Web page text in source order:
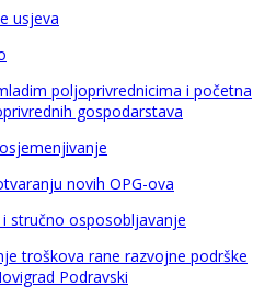
usjeva
poljoprivrednicima i početna
gospodarstava
novih OPG-ova
stručno osposobljavanje
troškova rane razvojne podrške
Podravski